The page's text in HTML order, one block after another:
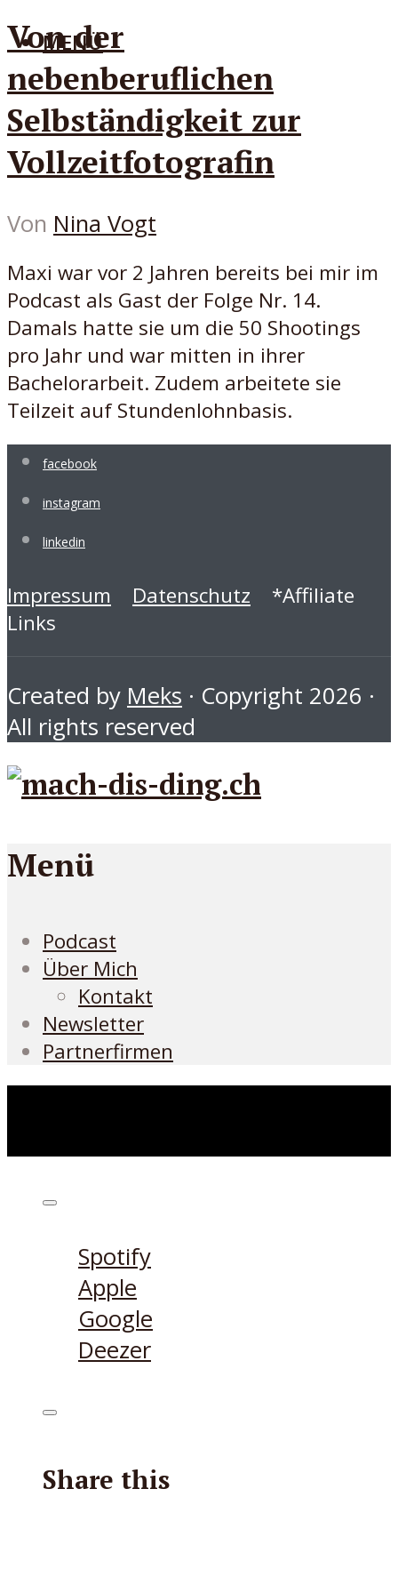
MENÜ
Von der
nebenberuflichen
Selbständigkeit zur
Vollzeitfotografin
Von Nina Vogt
Maxi war vor 2 Jahren bereits bei mir im
Podcast als Gast der Folge Nr. 14.
Damals hatte sie um die 50 Shootings
pro Jahr und war mitten in ihrer
Bachelorarbeit. Zudem arbeitete sie
Teilzeit auf Stundenlohnbasis.
facebook
instagram
linkedin
Impressum Datenschutz *Affiliate
Links
Created by Meks · Copyright 2026 ·
All rights reserved
Menü
Podcast
Über Mich
Kontakt
Newsletter
Partnerfirmen
Spotify
Apple
Google
Deezer
Share this